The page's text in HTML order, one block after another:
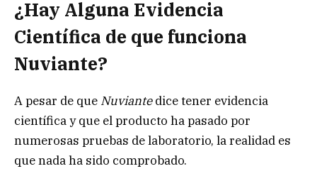
¿Hay Alguna Evidencia
Científica de que funciona
Nuviante?
A pesar de que Nuviantedice tener evidencia
científica y que el producto ha pasado por
numerosas pruebas de laboratorio, la realidad es
que nada ha sido comprobado.